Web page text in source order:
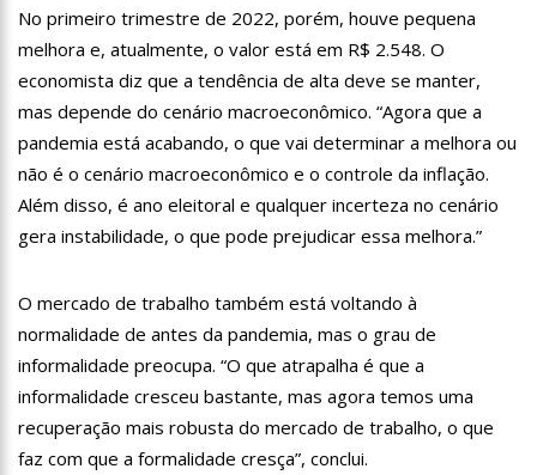
13:03 Prefeitura de Manaus realiza 1ª Feira Folclórica no Centro
Cultural Povos da Amazônia
OMS declara fim da emergência em saúde por mpox
12:45 Fornecedores entram com pedido de falência das lojas
Marisa
11:19
Secretaria de Fazenda alerta para golpes com pagamento
falso de IPVA por Pix
10:58
Idosa comemora 107 anos com festa temática da Barbie e
encanta web
candidatura de coronel Menezes à Prefeitura de Manaus em 2024
10:26 Ex-noivo de Marília Mendonça choca fãs com homenagem a
ela em seu casamento
10:15 Aos 43 anos, mulher com deficiência contrata jovem para
fazer sexo pela primeira vez
12:56
Virginia Fonseca mente sobre avião e Zé Felipe enfrenta
crise na carreira
No primeiro trimestre de 2022, porém, houve pequena
melhora e, atualmente, o valor está em R$ 2.548. O
economista diz que a tendência de alta deve se manter,
mas depende do cenário macroeconômico. “Agora que a
pandemia está acabando, o que vai determinar a melhora ou
não é o cenário macroeconômico e o controle da inflação.
Além disso, é ano eleitoral e qualquer incerteza no cenário
gera instabilidade, o que pode prejudicar essa melhora.”
O mercado de trabalho também está voltando à
normalidade de antes da pandemia, mas o grau de
informalidade preocupa. “O que atrapalha é que a
informalidade cresceu bastante, mas agora temos uma
recuperação mais robusta do mercado de trabalho, o que
faz com que a formalidade cresça”, conclui.